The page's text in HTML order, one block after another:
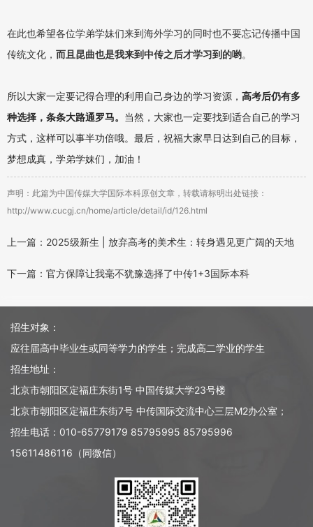
在此也希望各位学弟学妹们来到海外学习的同时也不要忘记传播中国
传统文化， 而且昆曲也是我来到中传之后才学习到的哟。
所以大家一定要记得合理的利用自己身边的学习资源， 高考后仍有多
种选择，条条大路通罗马。 当然，大家也一定要找到适合自己的学习
方式，这样可以事半功倍哦。最后，祝福大家早日达到自己的目标，
梦想成真，学弟学妹们，加油！
声明：此篇为中国传媒大学国际本科原创文章，转载请标明出处链接：
http://www.cucgj.cn/home/article/detail/id/126.html
上一篇：2025级新生 | 放弃高考的美术生：转身遇见更广阔的天地
下一篇：官方保障让我毫不犹豫选择了中传1+3国际本科
招生对象：
应往届高中毕业生或同等学力的学生；完成高二学业的学生
招生地址：
北京市朝阳区定福庄东街1号 中国传媒大学23号楼
北京市朝阳区定福庄东街7号 中传国际交流中心三层M2办公室；
招生电话：010-65779179 85795995 85795996
15611486116（同微信）